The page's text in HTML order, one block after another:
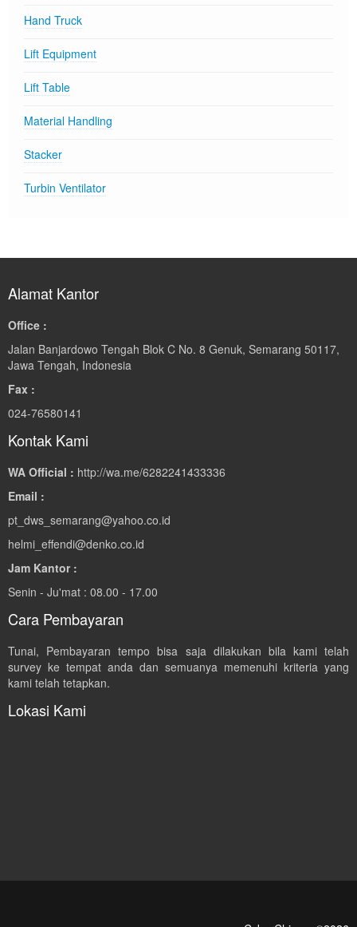
Hand Truck
Lift Equipment
Lift Table
Material Handling
Stacker
Turbin Ventilator
Alamat Kantor
Office :
Jalan Banjardowo Tengah Blok C No. 8 Genuk, Semarang 50117,
Jawa Tengah, Indonesia
Fax :
024-76580141
Kontak Kami
WA Official : http://wa.me/6282241433336
Email :
pt_dws_semarang@yahoo.co.id
helmi_effendi@denko.co.id
Jam Kantor :
Senin - Ju'mat : 08.00 - 17.00
Cara Pembayaran
Tunai, Pembayaran tempo bisa saja dilakukan bila kami telah
survey ke tempat anda dan semuanya memenuhi kriteria yang
kami telah tetapkan.
Lokasi Kami